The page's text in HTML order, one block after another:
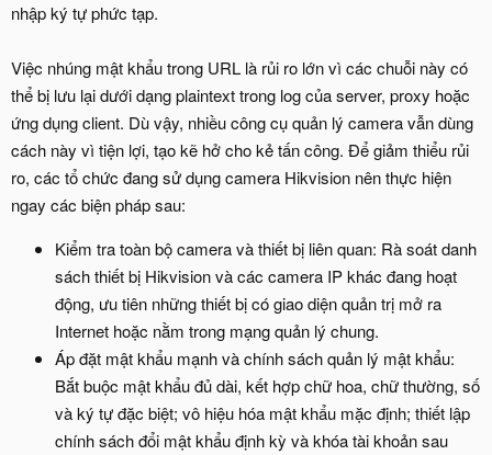
nhập ký tự phức tạp.
Việc nhúng mật khẩu trong URL là rủi ro lớn vì các chuỗi này có
thể bị lưu lại dưới dạng plaintext trong log của server, proxy hoặc
ứng dụng client. Dù vậy, nhiều công cụ quản lý camera vẫn dùng
cách này vì tiện lợi, tạo kẽ hở cho kẻ tấn công. Để giảm thiểu rủi
ro, các tổ chức đang sử dụng camera Hikvision nên thực hiện
ngay các biện pháp sau:
Kiểm tra toàn bộ camera và thiết bị liên quan: Rà soát danh
sách thiết bị Hikvision và các camera IP khác đang hoạt
động, ưu tiên những thiết bị có giao diện quản trị mở ra
Internet hoặc nằm trong mạng quản lý chung.
Áp đặt mật khẩu mạnh và chính sách quản lý mật khẩu:
Bắt buộc mật khẩu đủ dài, kết hợp chữ hoa, chữ thường, số
và ký tự đặc biệt; vô hiệu hóa mật khẩu mặc định; thiết lập
chính sách đổi mật khẩu định kỳ và khóa tài khoản sau